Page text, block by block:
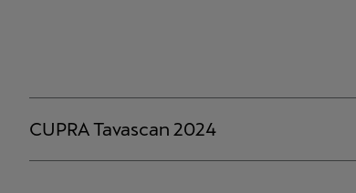
CUPRA Tavascan 2024